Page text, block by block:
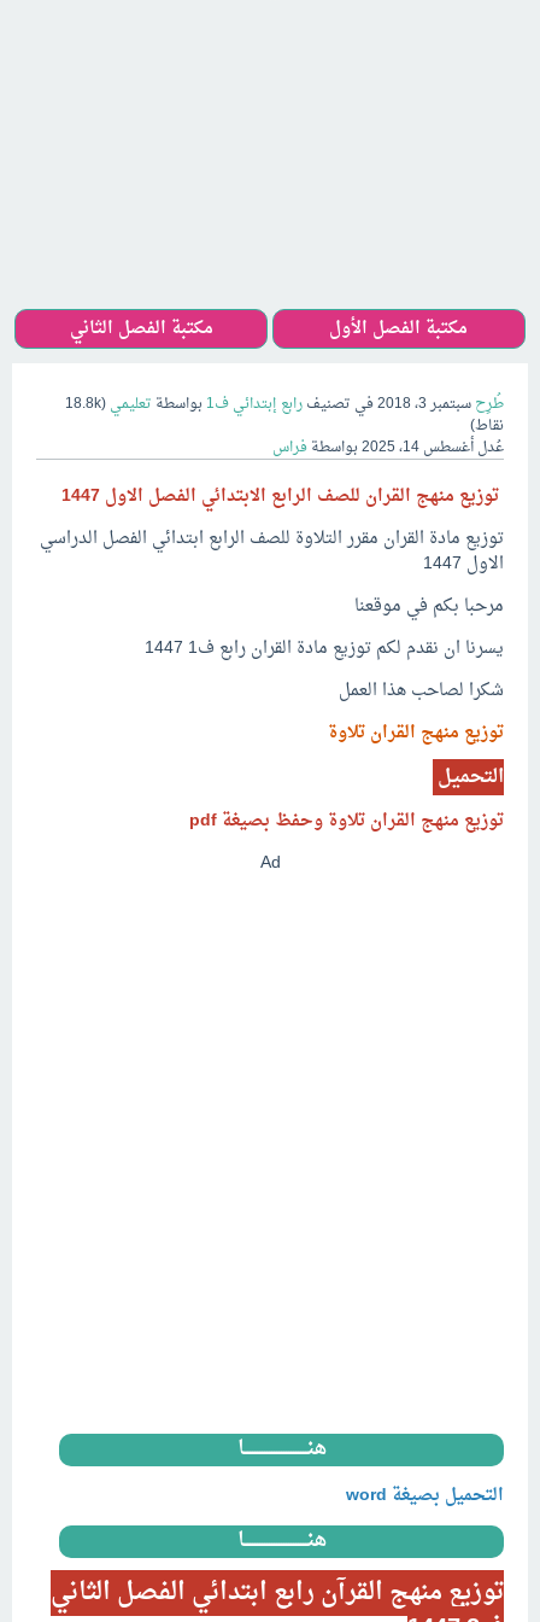
مكتبة الفصل الأول مكتبة الفصل الثاني
طُرِحسبتمبر 3، 2018 في تصنيفرابع إبتدائي ف1 بواسطة تعليمي(
18.8k
نقاط)
عُدلأغسطس 14، 2025 بواسطةفراس
توزيع منهج القران للصف الرابع الابتدائي الفصل الاول 1447
توزيع مادة القران مقرر التلاوة للصف الرابع ابتدائي الفصل الدراسي
الاول 1447
مرحبا بكم في موقعنا
يسرنا ان نقدم لكم توزيع مادة القران رابع ف1 1447
شكرا لصاحب هذا العمل
توزيع منهج القران تلاوة
التحميل
توزيع منهج القران تلاوة وحفظ بصيغة pdf
Ad
هنــــــــــــــــــــــــــا
التحميل بصيغة word
هنــــــــــــــــــــــــــا
توزيع منهج القرآن رابع ابتدائي الفصل الثاني